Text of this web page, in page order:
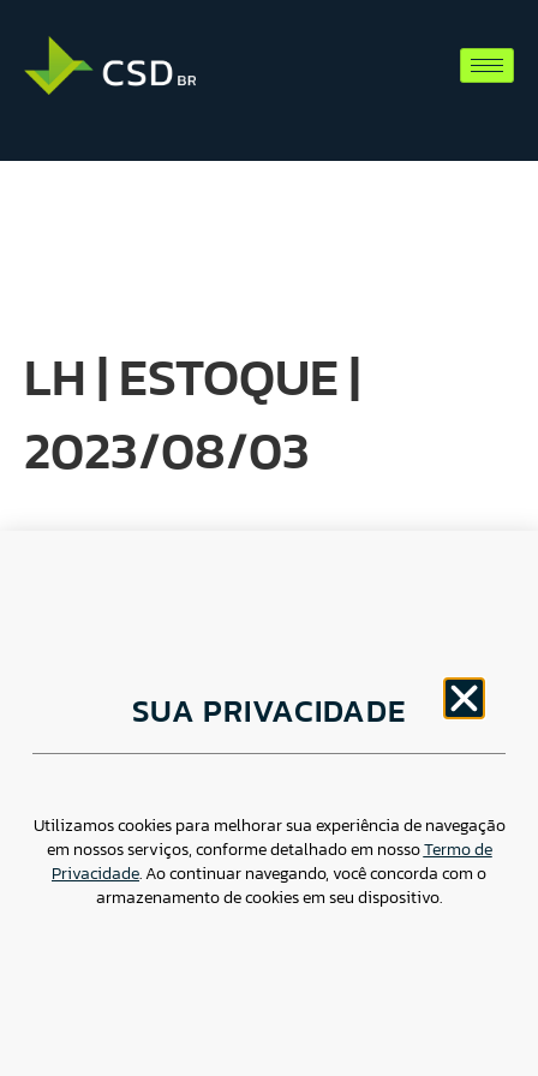
LH | ESTOQUE |
2023/08/03
Av. Brigadeiro Faria Lima, 1779 – 5oAndar Jardim
Paulistano, São Paulo/ SP – CEP: 01452-914
Assessoria de imprensa: imprensa@csdbr.com
SUA PRIVACIDADE
Utilizamos cookies para melhorar sua experiência de navegação
em nossos serviços, conforme detalhado em nossoTermo de
Privacidade. Ao continuar navegando, você concorda com o
armazenamento de cookies em seu dispositivo.